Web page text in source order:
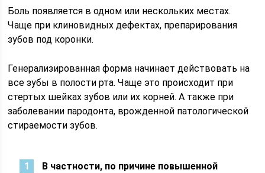
Боль появляется в одном или нескольких местах.
Чаще при клиновидных дефектах, препарирования
зубов под коронки.
Генерализированная форма начинает действовать на
все зубы в полости рта. Чаще это происходит при
стертых шейках зубов или их корней. А также при
заболевании пародонта, врожденной патологической
стираемости зубов.
В частности, по причине повышенной